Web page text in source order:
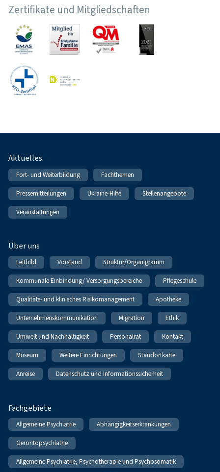
Zertifikate und Mitgliedschaften
Fußnavigation
Aktuelles
Fort- und Weiterbildung Fachthemen
Pressemitteilungen Ukraine-Hilfe Stellenangebote
Veranstaltungen
Über uns
Leitbild Vorstand Struktur/Organigramm
Kommunale Einbindung/ Versorgungsbereiche Pflegeschule
Qualitäts- und klinisches Risikomanagement Apotheke
Unternehmenskommunikation Migration Ethik
Umwelt und Nachhaltigkeit Personalrat Kontakt
Museum Weitere Einrichtungen Standortkarte
Anreise Datenschutz und Informationssicherheit
Fachgebiete
Allgemeine Psychiatrie Abhängigkeitserkrankungen
Gerontopsychiatrie
Allgemeine Psychiatrie, Psychotherapie und Psychosomatik